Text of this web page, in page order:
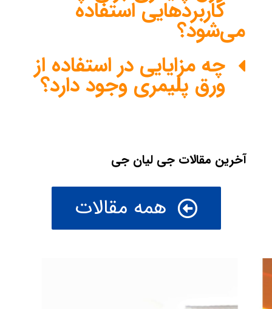
کاربردهایی استفاده
می‌شود؟
چه مزایایی در استفاده از
ورق پلیمری وجود دارد؟
آخرین مقالات جی لیان جی
همه مقالات